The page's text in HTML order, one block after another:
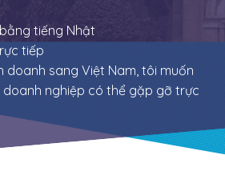
tiếng Nhật
tiếp
doanh sang Việt Nam, tôi muốn
doanh nghiệp có thể gặp gỡ trực